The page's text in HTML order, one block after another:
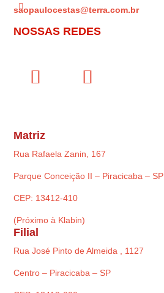

saopaulocestas@terra.com.br
NOSSAS REDES
Matriz
Rua Rafaela Zanin, 167
Parque Conceição II – Piracicaba – SP
CEP: 13412-410
(Próximo à Klabin)
Filial
Rua José Pinto de Almeida , 1127
Centro – Piracicaba – SP